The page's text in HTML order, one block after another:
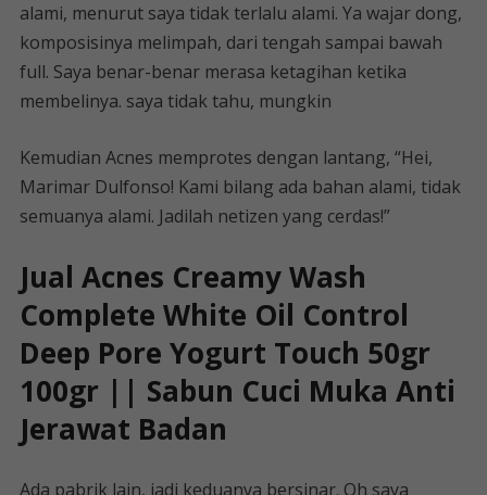
alami, menurut saya tidak terlalu alami. Ya wajar dong,
komposisinya melimpah, dari tengah sampai bawah
full. Saya benar-benar merasa ketagihan ketika
membelinya. saya tidak tahu, mungkin
Kemudian Acnes memprotes dengan lantang, “Hei,
Marimar Dulfonso! Kami bilang ada bahan alami, tidak
semuanya alami. Jadilah netizen yang cerdas!”
Jual Acnes Creamy Wash
Complete White Oil Control
Deep Pore Yogurt Touch 50gr
100gr || Sabun Cuci Muka Anti
Jerawat Badan
Ada pabrik lain, jadi keduanya bersinar. Oh saya